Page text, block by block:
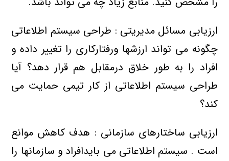
ارزیابی مسائل مدیریتی : طراحی سیستم اطلاعاتی
چگونه می تواند ارزشها ورفتارکاری را تغییر داده و
افراد را به طور خلاق درمقابل هم قرار دهد؟ آیا
طراحی سیستم اطلاعاتی از کار تیمی حمایت می
کند؟
ارزیابی ساختارهای سازمانی : هدف کاهش موانع
است . سیستم اطلاعاتی می بایدافراد و سازمانها را